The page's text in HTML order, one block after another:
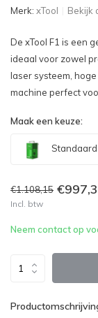
Merk: xTool Bekijk
De xTool F1 is een
ideaal voor zowel
laser systeem,
machine perfect
Maak een keuze:
€1.108,15
Incl. btw
Neem contact op